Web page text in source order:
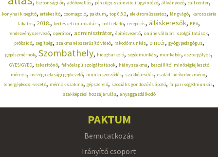
biztonsági őr adóbevallás pénzügy-számviteli ügyintéző állványozó call center
konyhai kisegítő, értékesítő, csomagoló, paktum, top 6.8.2, elektroműszerész, lángvágó, karosszéria
lakatos, 2018., kertészeti munkatárs, bolti eladó, recepciós, álláskeresők, KKV,
rendezvényszervező, operátor, adminisztrátor, építésvezető, online vállalati szolgáltatások,
próbaidő, segítség, szakmanépszerűsítő videó, rakodómunkás, pincér, gyógypedagógus,
gépészmérnök, Szombathely, hidegburkoló, segédmunkás, munkabér, esztergályos,
GYES/GYED, takarítónő, felhőalapú szolgáltatások, hiányszakma, beszállítói minőségfejlesztő
mérnök, mezőgazdasági gépkezelő, munkaszerződés, szakképesítés, családi adókedvezmény,
tehergépkocsi-vezető, mérnök szakma, gépszerelő, szociális gondozó és ápoló, faipari segédmunkás,
szakképzési hozzájárulás, anyaggazdálkodó
PAKTUM
Bemutatkozás
Irányító csoport